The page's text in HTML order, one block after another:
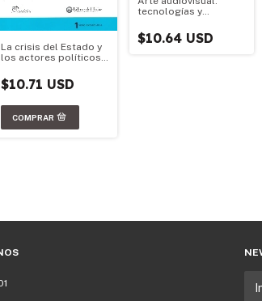
La crisis del Estado y
los actores políticos y
la Argentina (1989-
2001)
$10.71 USD
tecnologías y
$10.64 USD